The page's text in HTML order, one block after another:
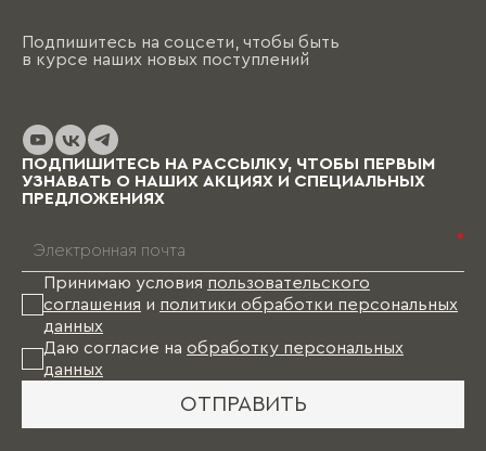
Подпишитесь на соцсети, чтобы быть
в курсе наших новых поступлений
ПОДПИШИТЕСЬ НА РАССЫЛКУ, ЧТОБЫ ПЕРВЫМ
УЗНАВАТЬ О НАШИХ АКЦИЯХ И СПЕЦИАЛЬНЫХ
ПРЕДЛОЖЕНИЯХ
*
Принимаю условия пользовательского
соглашения и политики обработки персональных
данных
Даю согласие на обработку персональных
данных
ОТПРАВИТЬ